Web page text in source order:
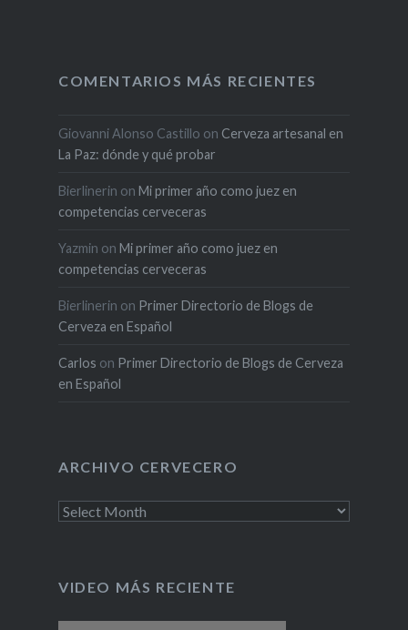
COMENTARIOS MÁS RECIENTES
Giovanni Alonso Castillo on Cerveza artesanal en
La Paz: dónde y qué probar
Bierlinerin on Mi primer año como juez en
competencias cerveceras
Yazmin on Mi primer año como juez en
competencias cerveceras
Bierlinerin on Primer Directorio de Blogs de
Cerveza en Español
Carlos on Primer Directorio de Blogs de Cerveza
en Español
ARCHIVO CERVECERO
Archivo
VIDEO MÁS RECIENTE